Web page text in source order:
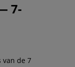
7-
van de 7